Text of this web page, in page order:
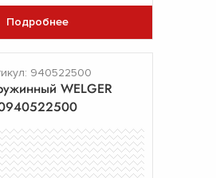
Подробнее
940522500
WELGER